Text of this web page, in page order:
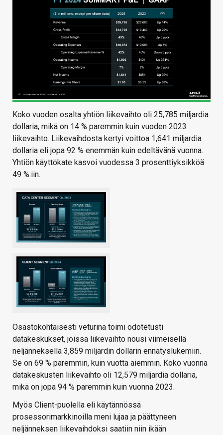
Koko vuoden osalta yhtiön liikevaihto oli 25,785 miljardia
dollaria, mikä on 14 % paremmin kuin vuoden 2023
liikevaihto. Liikevaihdosta kertyi voittoa 1,641 miljardia
dollaria eli jopa 92 % enemmän kuin edeltävänä vuonna.
Yhtiön käyttökate kasvoi vuodessa 3 prosenttiyksikköä
49 %:iin.
Osastokohtaisesti veturina toimi odotetusti
datakeskukset, joissa liikevaihto nousi viimeisellä
neljänneksellä 3,859 miljardin dollarin ennätyslukemiin.
Se on 69 % paremmin, kuin vuotta aiemmin. Koko vuonna
datakeskusten liikevaihto oli 12,579 miljardia dollaria,
mikä on jopa 94 % paremmin kuin vuonna 2023.
Myös Client-puolella eli käytännössä
prosessorimarkkinoilla meni lujaa ja päättyneen
neljänneksen liikevaihdoksi saatiin niin ikään